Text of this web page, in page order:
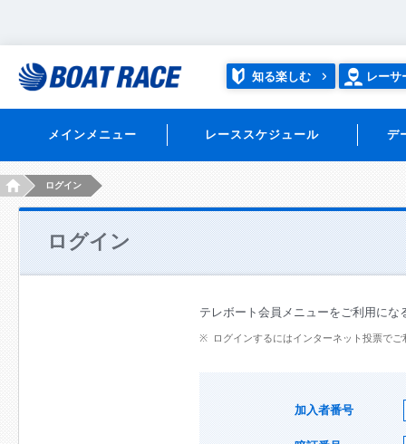
知る楽しむ レーサ
メインメニュー レーススケジュール デ
HOMEログイン
ログイン
テレボート会員メニューをご利用にな
ログインするにはインターネット投票で
加入者番号